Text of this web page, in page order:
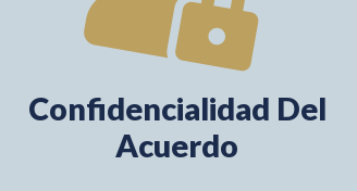
Confidencialidad Del
Acuerdo